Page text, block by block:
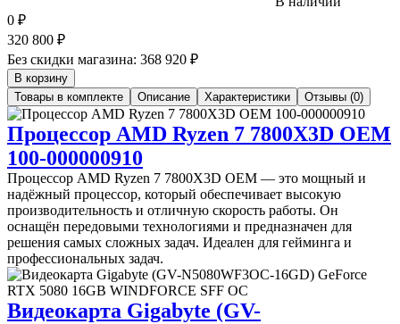
0 ₽
320 800 ₽
Без скидки магазина: 368 920 ₽
В корзину
Товары в комплекте
Описание Характеристики Отзывы (0)
Процессор AMD Ryzen 7 7800X3D OEM
100-000000910
Процессор AMD Ryzen 7 7800X3D OEM — это мощный и
надёжный процессор, который обеспечивает высокую
производительность и отличную скорость работы. Он
оснащён передовыми технологиями и предназначен для
решения самых сложных задач. Идеален для гейминга и
профессиональных задач.
Видеокарта Gigabyte (GV-